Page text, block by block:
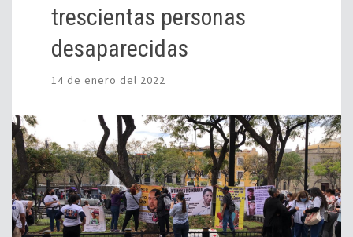
trescientas personas
desaparecidas
14 de enero del 2022